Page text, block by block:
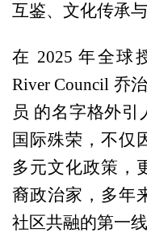
互鉴、文化传承
在 2025 年全球
River Council 乔
员 的名字格外
国际殊荣，不仅
多元文化政策，
裔政治家，多年
社区共融的第一线